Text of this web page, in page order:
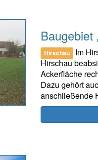
Baugebiet
Hirschau
Im
Hirschau
Ackerfläche
Dazu gehört
anschließende